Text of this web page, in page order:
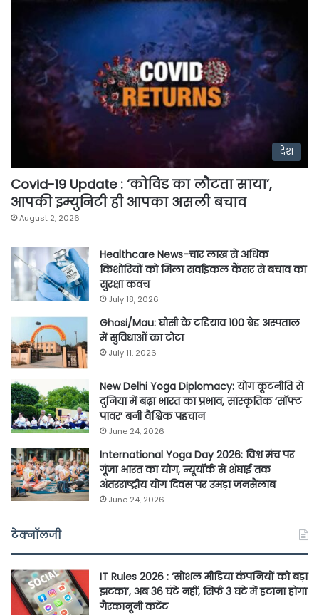
देश
Covid-19 Update : ‘कोविड का लौटता साया’,
आपकी इम्युनिटी ही आपका असली बचाव
August 2, 2026
Healthcare News-चार लाख से अधिक
किशोरियों को मिला सर्वाइकल कैंसर से बचाव का
सुरक्षा कवच
July 18, 2026
Ghosi/Mau: घोसी के टडियाव 100 बेड अस्पताल
में सुविधाओं का टोटा
July 11, 2026
New Delhi Yoga Diplomacy: योग कूटनीति से
दुनिया में बढ़ा भारत का प्रभाव, सांस्कृतिक ‘सॉफ्ट
पावर’ बनी वैश्विक पहचान
June 24, 2026
International Yoga Day 2026: विश्व मंच पर
गूंजा भारत का योग, न्यूयॉर्क से शंघाई तक
अंतरराष्ट्रीय योग दिवस पर उमड़ा जनसैलाब
June 24, 2026
टेक्नॉलजी
IT Rules 2026 : ‘सोशल मीडिया कंपनियों को बड़ा
झटका’, अब 36 घंटे नहीं, सिर्फ 3 घंटे में हटाना होगा
गैरकानूनी कंटेंट